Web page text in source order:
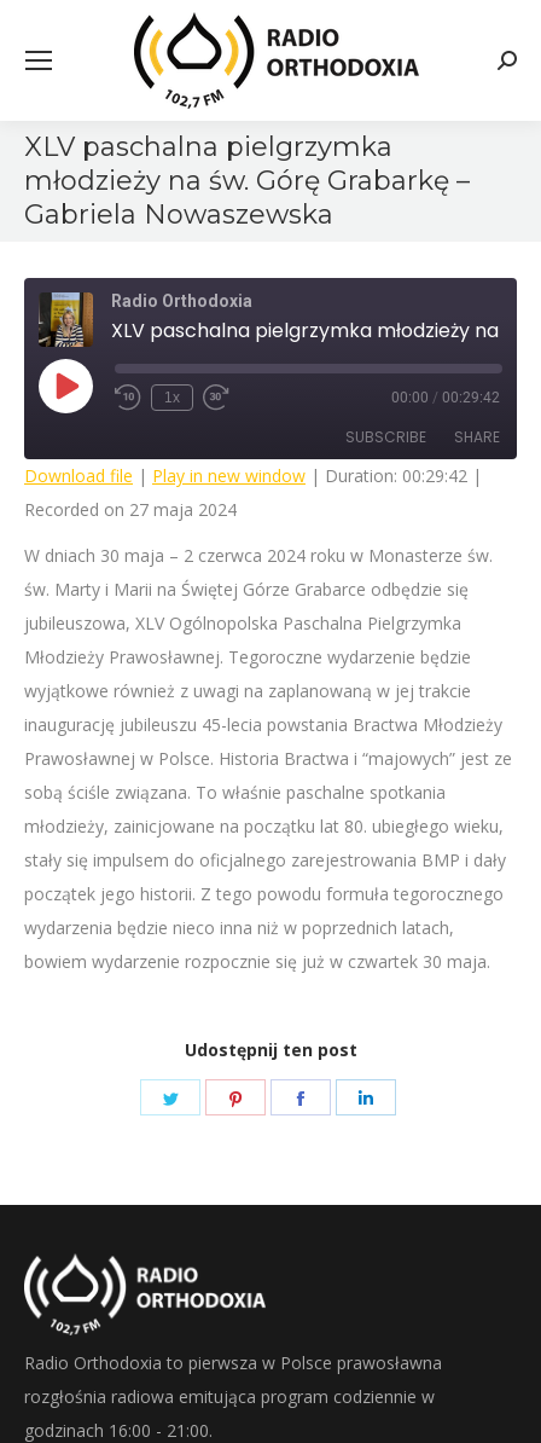
XLV paschalna pielgrzymka
młodzieży na św. Górę Grabarkę –
Gabriela Nowaszewska
Radio Orthodoxia
Play
EpisodeRewind
1x
Fast
seconds
00:00 / 00:29:42
SUBSCRIBE SHARE
SHARE
LINK
EMBED
Download file | Play in new window | Duration: 00:29:42 |
Recorded on 27 maja 2024
W dniach 30 maja – 2 czerwca 2024 roku w Monasterze św.
św. Marty i Marii na Świętej Górze Grabarce odbędzie się
jubileuszowa, XLV Ogólnopolska Paschalna Pielgrzymka
Młodzieży Prawosławnej. Tegoroczne wydarzenie będzie
wyjątkowe również z uwagi na zaplanowaną w jej trakcie
inaugurację jubileuszu 45-lecia powstania Bractwa Młodzieży
Prawosławnej w Polsce. Historia Bractwa i “majowych” jest ze
sobą ściśle związana. To właśnie paschalne spotkania
młodzieży, zainicjowane na początku lat 80. ubiegłego wieku,
stały się impulsem do oficjalnego zarejestrowania BMP i dały
początek jego historii. Z tego powodu formuła tegorocznego
wydarzenia będzie nieco inna niż w poprzednich latach,
bowiem wydarzenie rozpocznie się już w czwartek 30 maja.
Udostępnij ten post
Share
Share
Share
Radio Orthodoxia to pierwsza w Polsce prawosławna
rozgłośnia radiowa emitująca program codziennie w
godzinach 16:00 - 21:00.